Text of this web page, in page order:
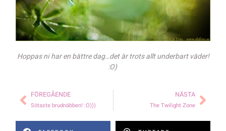
Hoppas ni har en bättre dag…det är trots allt underbart väder!
:O)
FÖREGÅENDE
Sötaste brudnäbben! :O)))
NÄSTA
The Twilight Zone